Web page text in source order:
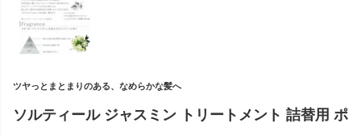
ツヤっとまとまりのある、なめらかな髪へ
ソルティール ジャスミン トリートメント 詰替用 ポ